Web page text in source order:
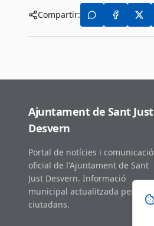
Compartir:
Ajuntament de Sant Just
Desvern
Portal de notícies i comunicació
oficial de l'Ajuntament de Sant
Just Desvern. Informació
municipal actualitzada per als
ciutadans.